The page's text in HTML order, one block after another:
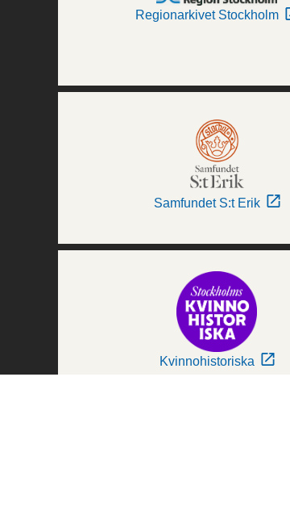
Regionarkivet Stockholm
Samfundet S:t Erik
Kvinnohistoriska